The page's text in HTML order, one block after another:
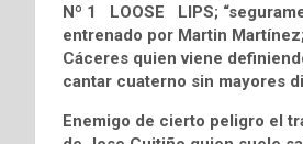
Nº 1 LOOSE LIPS;
entrenado por Martin
Cáceres quien viene
cantar cuaterno sin mayores
Enemigo de cierto peligro el